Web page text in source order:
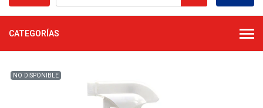
CATEGORÍAS
NO DISPONIBLE